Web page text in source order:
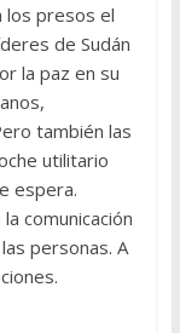
los presos el
de Sudán
la paz en su
también las
utilitario
espera.
comunicación
personas. A